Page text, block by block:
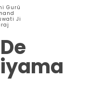
Gurú
Ji